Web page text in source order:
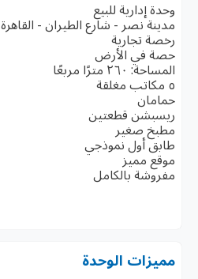
وحدة إدارية للبيع
مدينة نصر - شارع الطيران - القاهرة
رخصة تجارية
حصة في الأرض
المساحة: ٢٦٠ مترًا مربعًا
٥ مكاتب مغلقة
حمامان
ريسبشن قطعتين
مطبخ صغير
طابق أول نموذجي
موقع مميز
مفروشة بالكامل
مميزات الوحدة